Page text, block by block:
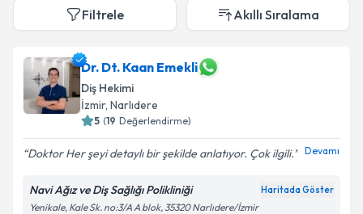
Filtrele Akıllı Sıralama
Dr. Dt. Kaan Emekli
Diş Hekimi
İzmir, Narlıdere
5 (19 Değerlendirme)
Doktor Her şeyi detaylı bir şekilde anlatıyor. Çok ilgili. Devamı
Navi Ağız ve Diş Sağlığı Polikliniği Haritada Göster
Yenikale, Kale Sk. no:3/A A blok, 35320 Narlıdere/İzmir